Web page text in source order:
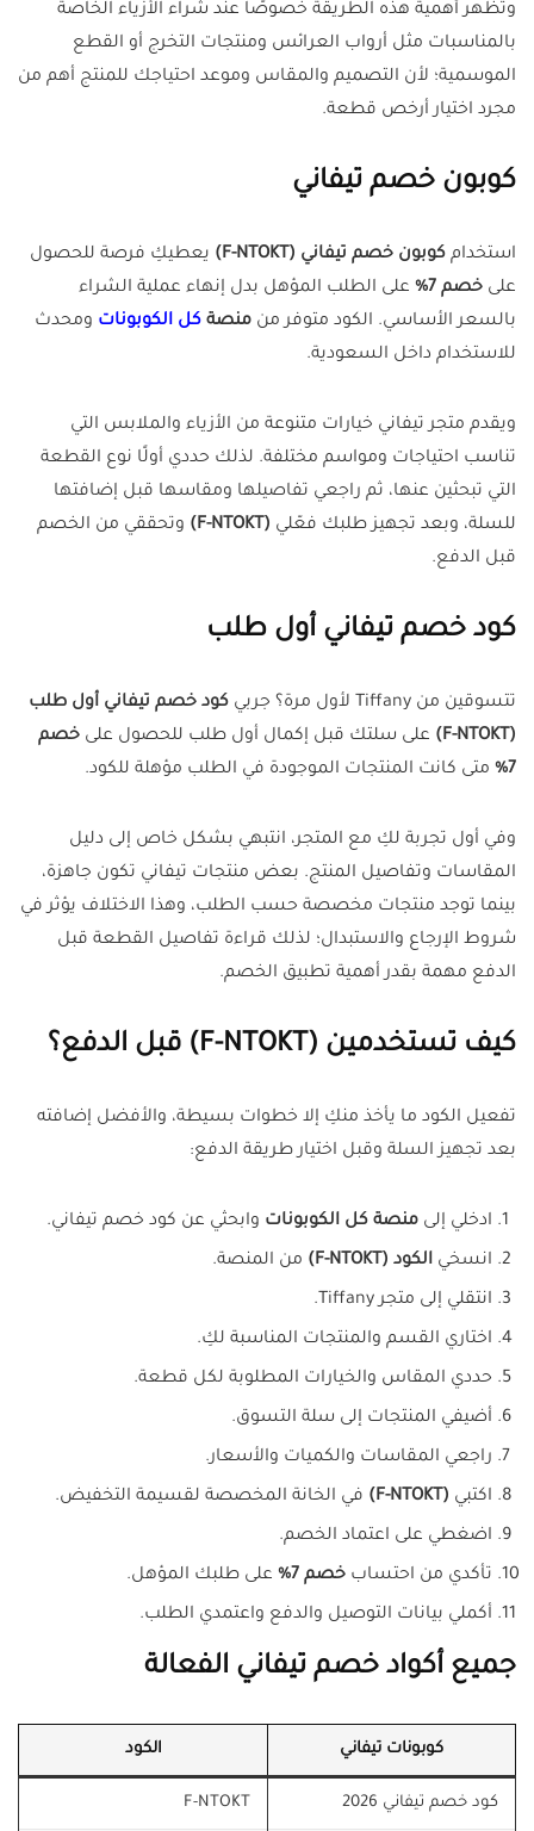
وتظهر أهمية هذه الطريقة خصوصًا عند شراء الأزياء الخاصة
بالمناسبات مثل أرواب العرائس ومنتجات التخرج أو القطع
الموسمية؛ لأن التصميم والمقاس وموعد احتياجك للمنتج أهم من
مجرد اختيار أرخص قطعة.
كوبون خصم تيفاني
استخدام كوبون خصم تيفاني (F-NTOKT)
يعطيكِ فرصة للحصول
على خصم 7%
على الطلب المؤهل بدل إنهاء عملية الشراء
بالسعر الأساسي. الكود متوفر من منصة كل الكوبونات ومحدث
للاستخدام داخل السعودية.
ويقدم متجر تيفاني خيارات متنوعة من الأزياء والملابس التي
تناسب احتياجات ومواسم مختلفة. لذلك حددي أولًا نوع القطعة
التي تبحثين عنها، ثم راجعي تفاصيلها ومقاسها قبل إضافتها
للسلة، وبعد تجهيز طلبك فعّلي (F-NTOKT)
وتحققي من الخصم
قبل الدفع.
كود خصم تيفاني أول طلب
تتسوقين من Tiffany لأول مرة؟ جربي
كود خصم تيفاني أول طلب
(F-NTOKT)
على سلتك قبل إكمال أول طلب للحصول على خصم
7%
متى كانت المنتجات الموجودة في الطلب مؤهلة للكود.
وفي أول تجربة لكِ مع المتجر، انتبهي بشكل خاص إلى دليل
المقاسات وتفاصيل المنتج. بعض منتجات تيفاني تكون جاهزة،
بينما توجد منتجات مخصصة حسب الطلب، وهذا الاختلاف يؤثر في
شروط الإرجاع والاستبدال؛ لذلك قراءة تفاصيل القطعة قبل
الدفع مهمة بقدر أهمية تطبيق الخصم.
كيف تستخدمين (F-NTOKT) قبل الدفع؟
تفعيل الكود ما يأخذ منكِ إلا خطوات بسيطة، والأفضل إضافته
بعد تجهيز السلة وقبل اختيار طريقة الدفع:
ادخلي إلى منصة كل الكوبونات وابحثي عن كود خصم تيفاني.
انسخي الكود (F-NTOKT) من المنصة.
انتقلي إلى متجر Tiffany.
اختاري القسم والمنتجات المناسبة لكِ.
حددي المقاس والخيارات المطلوبة لكل قطعة.
أضيفي المنتجات إلى سلة التسوق.
راجعي المقاسات والكميات والأسعار.
اكتبي (F-NTOKT) في الخانة المخصصة لقسيمة التخفيض.
اضغطي على اعتماد الخصم.
تأكدي من احتساب خصم 7% على طلبك المؤهل.
أكملي بيانات التوصيل والدفع واعتمدي الطلب.
جميع أكواد خصم تيفاني الفعالة
كوبونات تيفاني الكود
كود خصم تيفاني 2026 F-NTOKT